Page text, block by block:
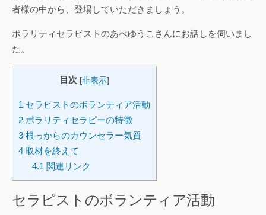
者様の中から、登場していただきましょう。
ポラリティセラピストのあべゆうこさんにお話しを伺いまし
た。
目次 [非表示]
1 セラピストのボランティア活動
2 ポラリティセラピーの特徴
3 根っからのカウンセラー気質
4 取材を終えて
4.1 関連リンク
セラピストのボランティア活動